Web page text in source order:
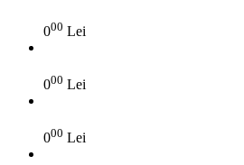
000 Lei
000 Lei
000 Lei